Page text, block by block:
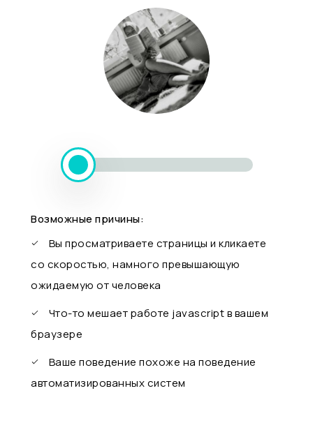
Возможные причины:
Вы просматриваете страницы и кликаете
со скоростью, намного превышающую
ожидаемую от человека
Что-то мешает работе javascript в вашем
браузере
Ваше поведение похоже на поведение
автоматизированных систем